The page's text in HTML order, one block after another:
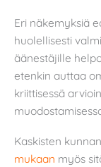
Eri näkemyksiä
huolellisesti
äänestäjille
etenkin auttaa
kriittisessä
Kaskisten
mukaan myös